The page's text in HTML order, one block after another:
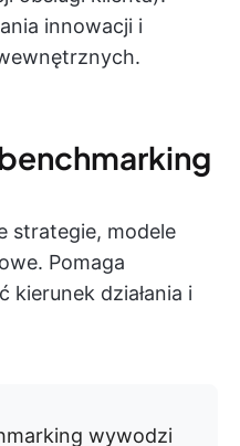
innowacji i
strategie, modele
Pomaga
działania i
wywodzi